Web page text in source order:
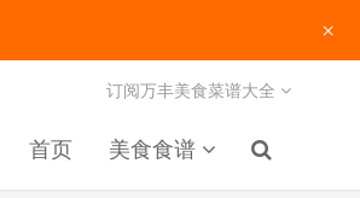
首页 美食食谱
订阅万丰美食菜谱大全
×